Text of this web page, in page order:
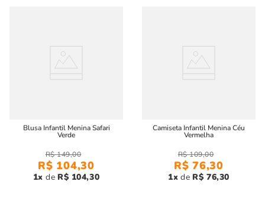
Blusa Infantil Menina Safari
Verde
R$ 149,00
R$ 104,30
1 R$ 104,30
Camiseta Infantil Menina Céu
Vermelha
R$ 109,00
R$ 76,30
1 R$ 76,30